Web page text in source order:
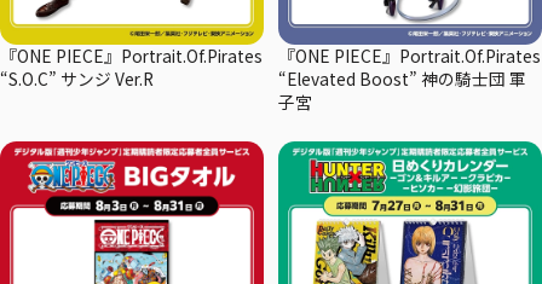
『ONE PIECE』Portrait.Of.Pirates
“S.O.C” サンジ Ver.R
『ONE PIECE』Portrait.Of.Pirates
“Elevated Boost” 神の騎士団 軍
子宮